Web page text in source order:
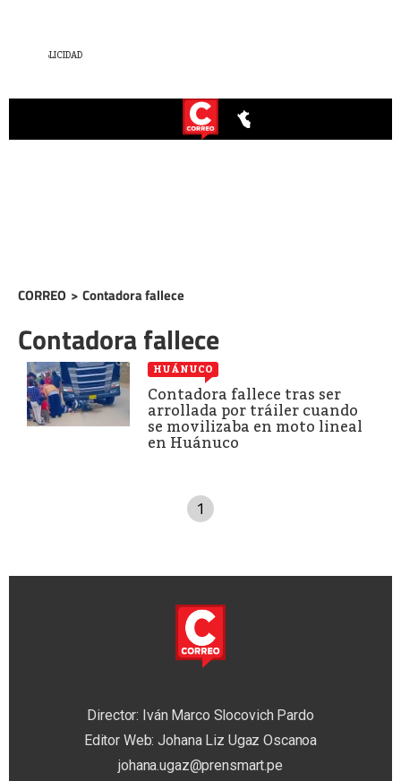
CORREO > Contadora fallece
Contadora fallece
HUÁNUCO
Contadora fallece tras ser
arrollada por tráiler cuando
se movilizaba en moto lineal
en Huánuco
1
Director: Iván Marco Slocovich Pardo
Editor Web: Johana Liz Ugaz Oscanoa
johana.ugaz@prensmart.pe